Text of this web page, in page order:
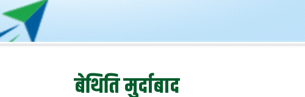
बेथिति मुर्दाबाद